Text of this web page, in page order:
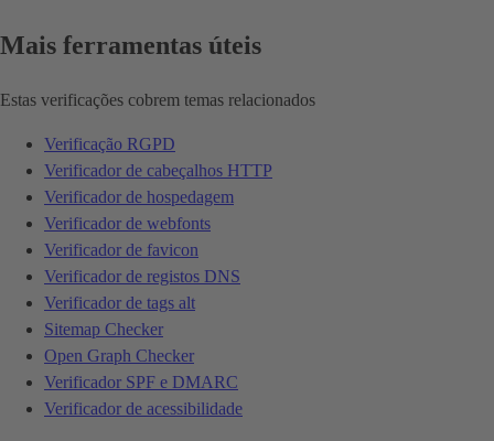
Mais ferramentas úteis
Estas verificações cobrem temas relacionados
Verificação RGPD
Verificador de cabeçalhos HTTP
Verificador de hospedagem
Verificador de webfonts
Verificador de favicon
Verificador de registos DNS
Verificador de tags alt
Sitemap Checker
Open Graph Checker
Verificador SPF e DMARC
Verificador de acessibilidade